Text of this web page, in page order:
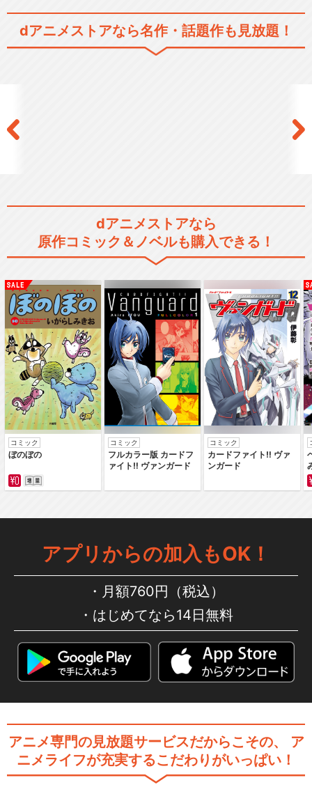
夏目友人帳 陸
夏目友人帳 漆
夏目友人帳 いつかゆきのひ
に
はじめてのおつかい
夏目友人帳 伍 特別編１ 一
夏目友人帳 伍 特別編２ 遊
夏目友人帳 陸 特別編１ 鈴
鳴るの切り株
dアニメストアなら名作・話題作も見放題！
dアニメストアなら
原作コミック＆ノベルも購入できる！
コミック
ぼのぼの
コミック
フルカラー版 カードフ
ァイト‼ ヴァンガード
コミック
カードファイト‼ ヴァ
ンガード
アプリからの加入もOK！
月額760円（税込）
はじめてなら14日無料
アニメ専門の見放題サービスだからこその、
ア
ニメライフが充実するこだわりがいっぱい！